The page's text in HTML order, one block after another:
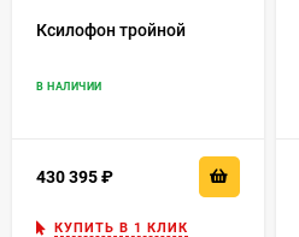
Ксилофон тройной
В НАЛИЧИИ
430 395
КУПИТЬ В 1 КЛИК